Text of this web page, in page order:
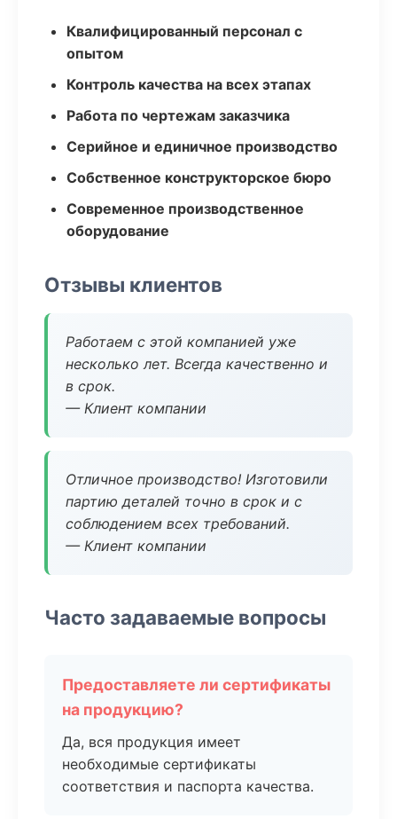
Квалифицированный персонал с
опытом
Контроль качества на всех этапах
Работа по чертежам заказчика
Серийное и единичное производство
Собственное конструкторское бюро
Современное производственное
оборудование
Отзывы клиентов
Работаем с этой компанией уже
несколько лет. Всегда качественно и
в срок.
— Клиент компании
Отличное производство! Изготовили
партию деталей точно в срок и с
соблюдением всех требований.
— Клиент компании
Часто задаваемые вопросы
Предоставляете ли сертификаты
на продукцию?
Да, вся продукция имеет
необходимые сертификаты
соответствия и паспорта качества.